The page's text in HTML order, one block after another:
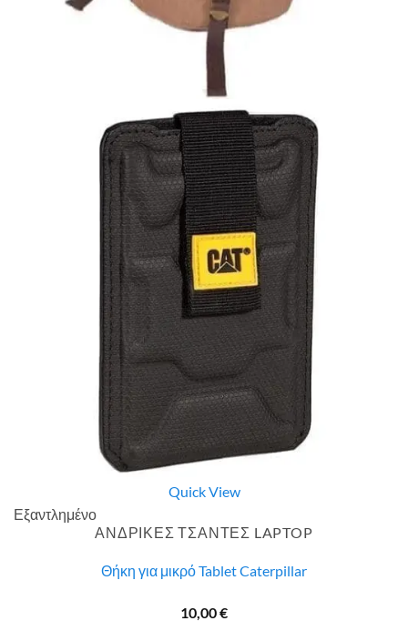
Σάκος ταξιδίου
40,00 €
Quick View
Εξαντλημένο
ΑΝΔΡΙΚΕΣ ΤΣΑΝΤΕΣ LAPTOP
Θήκη για μικρό Tablet Caterpillar
10,00€